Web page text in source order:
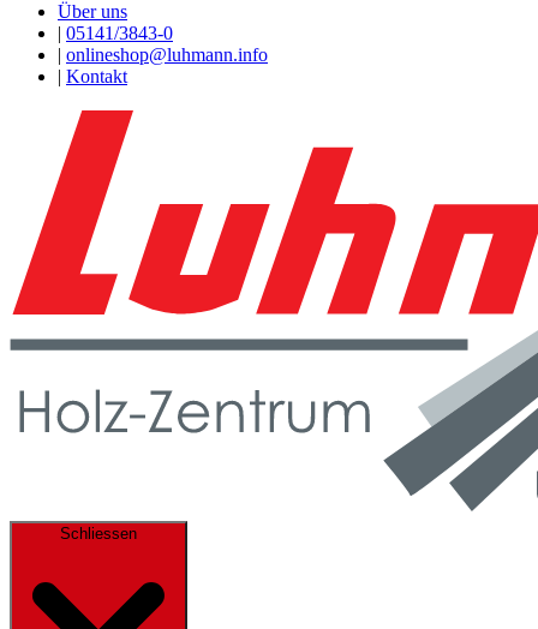
Über uns
| 05141/3843-0
| onlineshop@luhmann.info
| Kontakt
Schliessen